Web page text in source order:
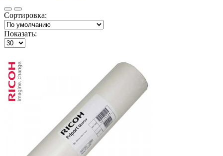
Сортировка:
Показать: